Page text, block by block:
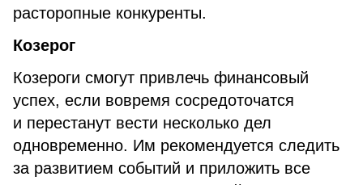
расторопные конкуренты.
Козерог
Козероги смогут привлечь финансовый
успех, если вовремя сосредоточатся
и перестанут вести несколько дел
одновременно. Им рекомендуется следить
за развитием событий и приложить все